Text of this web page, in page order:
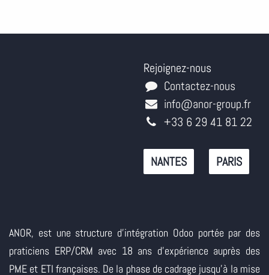
Rejoignez-nous
Contactez-nous
info@anor-group.fr
+33 6 29 41 81 22
NANTES PARIS
ANOR, est une structure d'intégration Odoo portée par des
praticiens ERP/CRM avec 18 ans d'expérience auprès des
PME et ETI françaises. De la phase de cadrage jusqu'à la mise